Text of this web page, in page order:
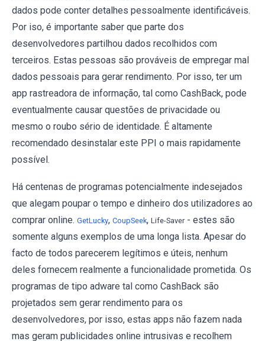
dados pode conter detalhes pessoalmente identificáveis.
Por iso, é importante saber que parte dos
desenvolvedores partilhou dados recolhidos com
terceiros. Estas pessoas são prováveis de empregar mal
dados pessoais para gerar rendimento. Por isso, ter um
app rastreadora de informação, tal como CashBack, pode
eventualmente causar questões de privacidade ou
mesmo o roubo sério de identidade. É altamente
recomendado desinstalar este PPI o mais rapidamente
possível.
Há centenas de programas potencialmente indesejados
que alegam poupar o tempo e dinheiro dos utilizadores ao
comprar online. GetLucky, CoupSeek, Life-Saver - estes são
somente alguns exemplos de uma longa lista. Apesar do
facto de todos parecerem legítimos e úteis, nenhum
deles fornecem realmente a funcionalidade prometida. Os
programas de tipo adware tal como CashBack são
projetados sem gerar rendimento para os
desenvolvedores, por isso, estas apps não fazem nada
mas geram publicidades online intrusivas e recolhem